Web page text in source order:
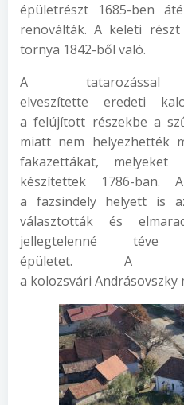
épületrészt 1685-ben
renoválták. A keleti
tornya 1842-ből való.
A
elveszítette eredeti
a felújított részekbe a
miatt nem helyezhették
fakazettákat,
készítettek 1786-ban.
a fazsindely helyett is
választották és
jellegtelenné
épületet. A
a kolozsvári Andrásovszky